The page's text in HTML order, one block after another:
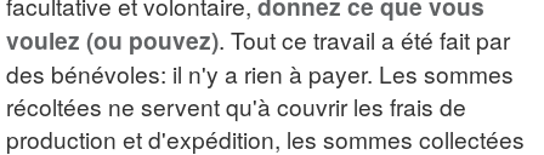
voulez (ou pouvez). Tout ce travail a été fait par
des bénévoles: il n'y a rien à payer. Les sommes
récoltées ne servent qu'à couvrir les frais de
production et d'expédition, les sommes collectées